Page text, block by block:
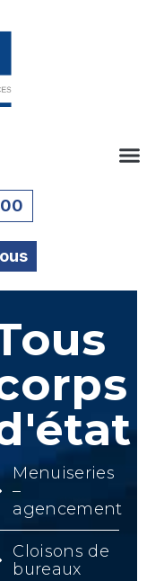
Menuiseries
–
agencement
Cloisons de
bureaux